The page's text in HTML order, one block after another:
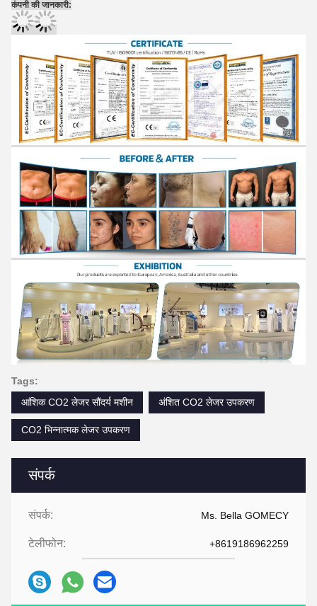
संपर्क
संपर्क: Ms. Bella GOMECY
टेलीफोन: +8619186962259
कंपनी की जानकारी:
Tags:
आंशिक CO2 लेजर सौंदर्य मशीन
अंशित CO2 लेजर उपकरण
CO2 भिन्नात्मक लेजर उपकरण